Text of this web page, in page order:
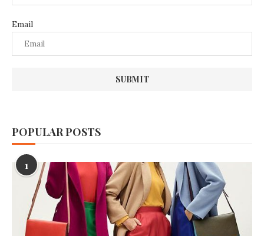
Email
POPULAR POSTS
1